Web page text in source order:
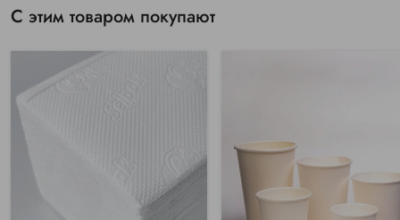
С этим товаром покупают